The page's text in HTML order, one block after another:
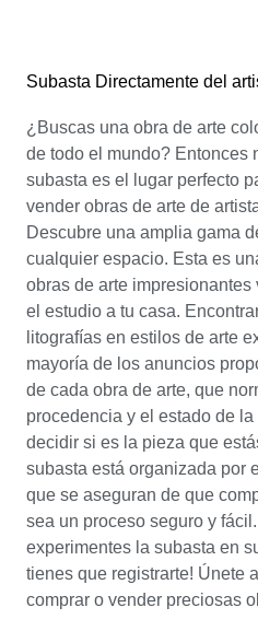
Subasta Directamente del
¿Buscas una obra de arte
de todo el mundo? Entonces
subasta es el lugar perfecto
vender obras de arte de
Descubre una amplia gama
cualquier espacio. Esta es
obras de arte
el estudio a tu casa.
litografías en estilos de arte
mayoría de los anuncios
de cada obra de arte, que
procedencia y el estado de
decidir si es la pieza que
subasta está organizada por
que se aseguran de que
sea un proceso seguro y
experimentes la subasta en
tienes que registrarte! Únete
comprar o vender preciosas